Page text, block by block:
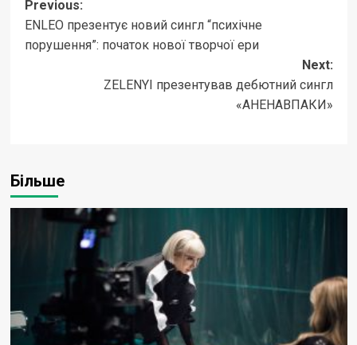
Post
navigation
Previous:
ENLEO презентує новий сингл “психічне
порушення”: початок нової творчої ери
Next:
ZELENYI презентував дебютний сингл
«АНЕНАВПАКИ»
Більше